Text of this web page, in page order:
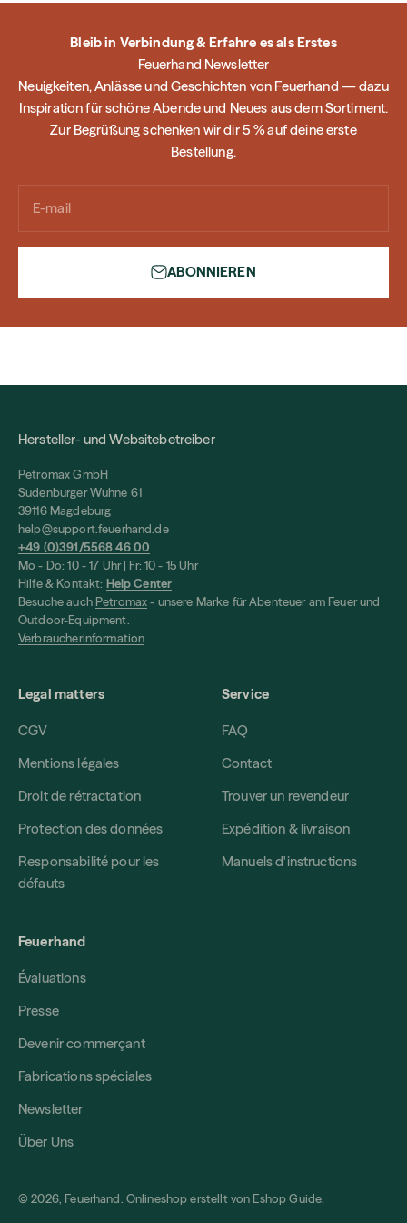
Bleib in Verbindung & Erfahre es als Erstes
Feuerhand Newsletter
Neuigkeiten, Anlässe und Geschichten von Feuerhand — dazu
Inspiration für schöne Abende und Neues aus dem Sortiment.
Zur Begrüßung schenken wir dir 5 % auf deine erste
Bestellung.
E-mail
ABONNIEREN
Hersteller- und Websitebetreiber
Petromax GmbH
Sudenburger Wuhne 61
39116 Magdeburg
help@support.feuerhand.de
+49 (0)391/5568 46 00
Mo - Do: 10 - 17 Uhr | Fr: 10 - 15 Uhr
Hilfe & Kontakt: Help Center
Besuche auch Petromax- unsere Marke für Abenteuer am Feuer und
Outdoor-Equipment.
Verbraucherinformation
Legal matters
CGV
Mentions légales
Droit de rétractation
Protection des données
Responsabilité pour les
défauts
Service
FAQ
Contact
Trouver un revendeur
Expédition & livraison
Manuels d'instructions
Feuerhand
Évaluations
Presse
Devenir commerçant
Fabrications spéciales
Newsletter
Über Uns
© 2026, Feuerhand. Onlineshop erstellt von Eshop Guide.